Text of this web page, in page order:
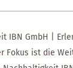
IBN GmbH |
Fokus ist die